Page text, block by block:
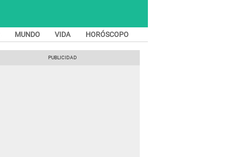
MUNDO VIDA HORÓSCOPO